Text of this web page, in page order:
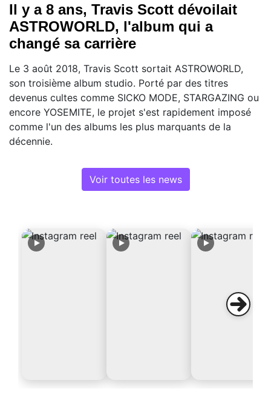
Il y a 8 ans, Travis Scott dévoilait
ASTROWORLD, l'album qui a
changé sa carrière
Le 3 août 2018, Travis Scott sortait ASTROWORLD,
son troisième album studio. Porté par des titres
devenus cultes comme SICKO MODE, STARGAZING ou
encore YOSEMITE, le projet s'est rapidement imposé
comme l'un des albums les plus marquants de la
décennie.
Voir toutes les news